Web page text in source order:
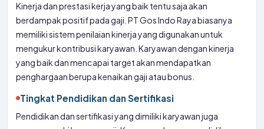
Kinerja dan prestasi kerja yang baik tentu saja akan
berdampak positif pada gaji. PT Gos Indo Raya biasanya
memiliki sistem penilaian kinerja yang digunakan untuk
mengukur kontribusi karyawan. Karyawan dengan kinerja
yang baik dan mencapai target akan mendapatkan
penghargaan berupa kenaikan gaji atau bonus.
Tingkat Pendidikan dan Sertifikasi
Pendidikan dan sertifikasi yang dimiliki karyawan juga